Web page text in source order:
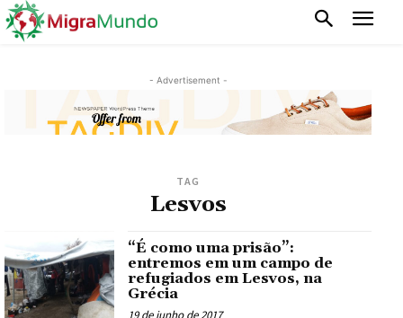
- Advertisement -
TAG
Lesvos
“É como uma prisão”:
entremos em um campo de
refugiados em Lesvos, na
Grécia
19 de junho de 2017